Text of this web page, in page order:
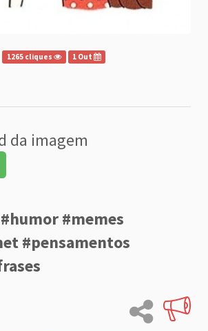
1265 cliques 1 Out
da imagem
#memes
#pensamentos